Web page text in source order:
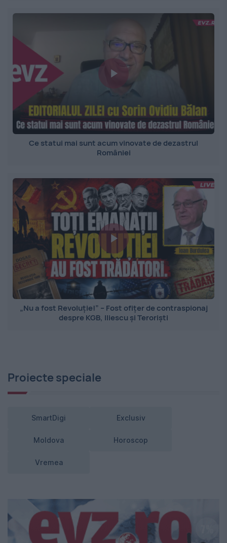
Ce statui mai sunt acum vinovate de dezastrul
României
„Nu a fost Revoluție!” – Fost ofițer de contraspionaj
despre KGB, Iliescu și Teroriști
Proiecte speciale
SmartDigi Exclusiv
Moldova Horoscop
Vremea